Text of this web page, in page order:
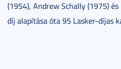
(1954), Andrew Schally (1975)
díj alapítása óta 95 Lasker-díjas